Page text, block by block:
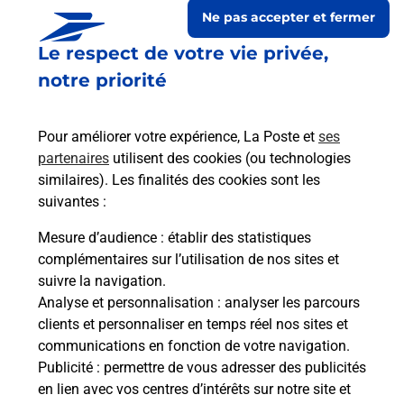
Le respect de votre vie privée,
notre priorité
Pour améliorer votre expérience, La Poste et ses
partenaires utilisent des cookies (ou technologies
similaires). Les finalités des cookies sont les
suivantes :
Mesure d’audience : établir des statistiques
complémentaires sur l’utilisation de nos sites et
suivre la navigation.
Analyse et personnalisation : analyser les parcours
clients et personnaliser en temps réel nos sites et
communications en fonction de votre navigation.
Publicité : permettre de vous adresser des publicités
en lien avec vos centres d’intérêts sur notre site et
Ne pas accepter et fermer
Prochaine collecte du courriersamedià 08h00
Route Du Pont De Lucey
01300 Massignieu De Rives
Itinéraire
Le lien s'ouvre dans un nouvel onglet